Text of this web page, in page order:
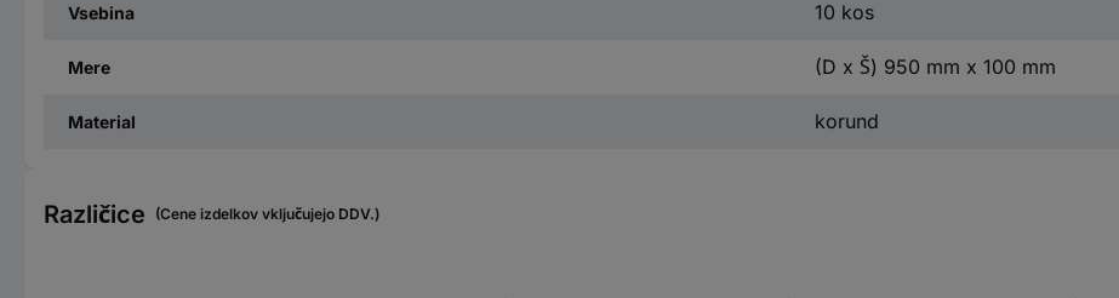
Vsebina 10 kos
Mere (D x Š) 950 mm x 100 mm
Material korund
Različice (Cene izdelkov vključujejo DDV.)